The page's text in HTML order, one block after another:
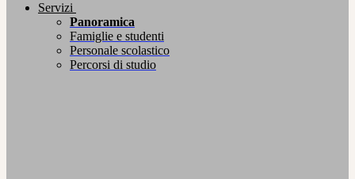
Servizi
Panoramica
Famiglie e studenti
Personale scolastico
Percorsi di studio